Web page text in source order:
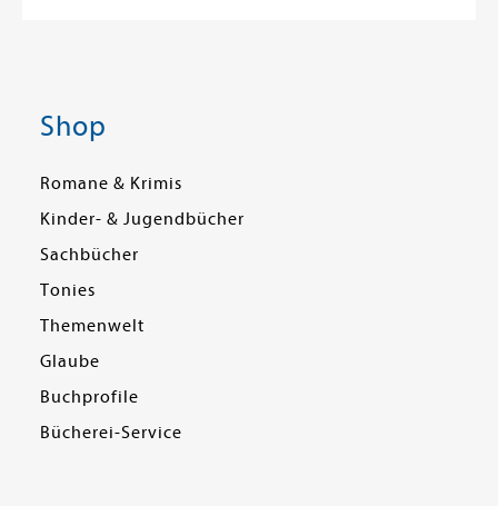
Shop
Romane & Krimis
Kinder- & Jugendbücher
Sachbücher
Tonies
Themenwelt
Glaube
Buchprofile
Bücherei-Service